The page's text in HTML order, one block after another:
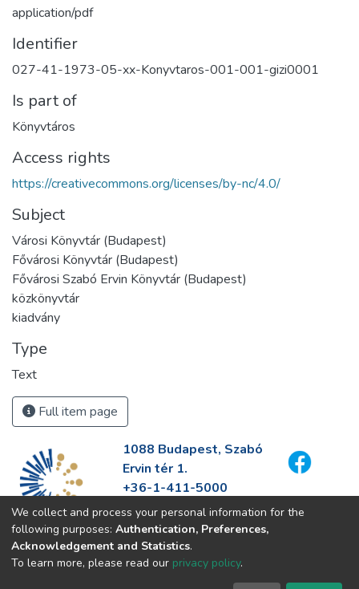
application/pdf
Identifier
027-41-1973-05-xx-Konyvtaros-001-001-gizi0001
Is part of
Könyvtáros
Access rights
https://creativecommons.org/licenses/by-nc/4.0/
Subject
Városi Könyvtár (Budapest)
Fővárosi Könyvtár (Budapest)
Fővárosi Szabó Ervin Könyvtár (Budapest)
közkönyvtár
kiadvány
Type
Text
Full item page
1088 Budapest, Szabó
Ervin tér 1.
+36-1-411-5000
info@fszek.hu
https://fszek.hu
We collect and process your personal information for the
following purposes: Authentication, Preferences,
Acknowledgement and Statistics.
To learn more, please read our privacy policy.